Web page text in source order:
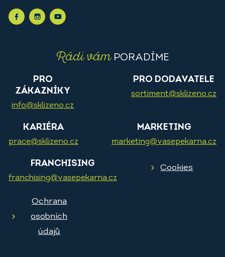
Rádi vámPORADÍME
PRO
ZÁKAZNÍKY
info@sklizeno.cz
PRO DODAVATELE
sortiment@sklizeno.cz
KARIÉRA
prace@sklizeno.cz
MARKETING
marketing@vasepekarna.cz
FRANCHISING
franchising@vasepekarna.cz
Cookies
Ochrana
osobních
údajů